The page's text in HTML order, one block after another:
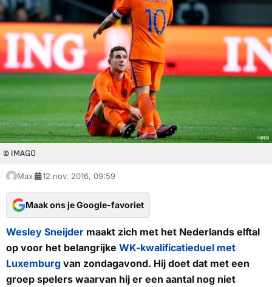
© IMAGO
Max 12 nov. 2016, 09:59
Maak ons je Google-favoriet
Wesley Sneijder maakt zich met het Nederlands elftal
op voor het belangrijke WK-kwalificatieduel met
Luxemburg van zondagavond. Hij doet dat met een
groep spelers waarvan hij er een aantal nog niet